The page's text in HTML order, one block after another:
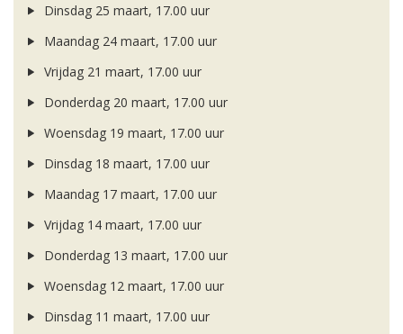
Dinsdag 25 maart, 17.00 uur
Maandag 24 maart, 17.00 uur
Vrijdag 21 maart, 17.00 uur
Donderdag 20 maart, 17.00 uur
Woensdag 19 maart, 17.00 uur
Dinsdag 18 maart, 17.00 uur
Maandag 17 maart, 17.00 uur
Vrijdag 14 maart, 17.00 uur
Donderdag 13 maart, 17.00 uur
Woensdag 12 maart, 17.00 uur
Dinsdag 11 maart, 17.00 uur